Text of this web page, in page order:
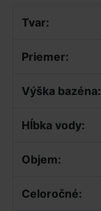
Tvar:
Priemer:
Výška bazéna:
Hĺbka vody:
Objem:
Celoročné: